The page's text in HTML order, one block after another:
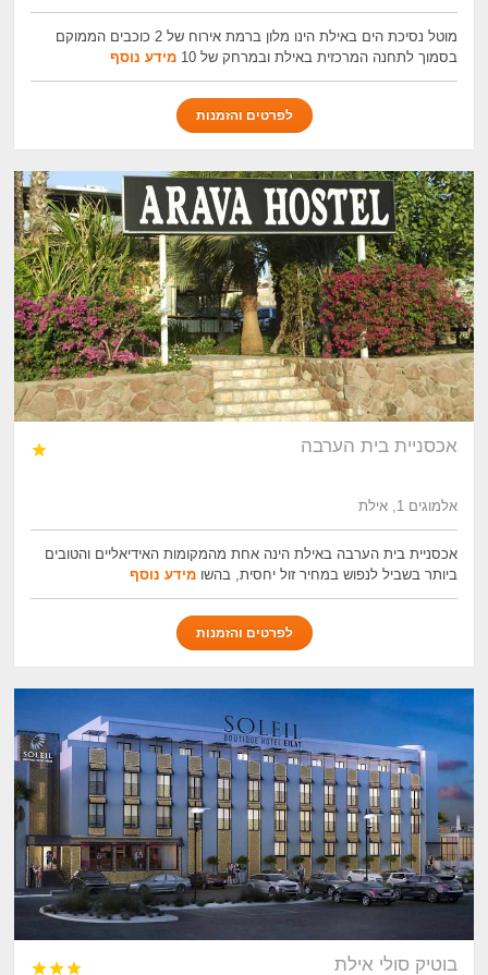
מוטל נסיכת הים באילת הינו מלון ברמת אירוח של 2 כוכבים הממוקם
בסמוך לתחנה המרכזית באילת ובמרחק של 10
מידע נוסף
לפרטים והזמנות
אכסניית בית הערבה 
אלמוגים 1, אילת
אכסניית בית הערבה באילת הינה אחת מהמקומות האידיאליים והטובים
ביותר בשביל לנפוש במחיר זול יחסית, בהשומידע נוסף
לפרטים והזמנות
בוטיק סולי אילת 

